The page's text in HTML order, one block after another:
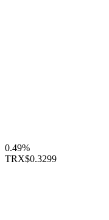
0.49%
TRX$0.3299